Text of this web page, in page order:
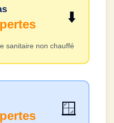
⬇️
sanitaire non chauffé
🪟